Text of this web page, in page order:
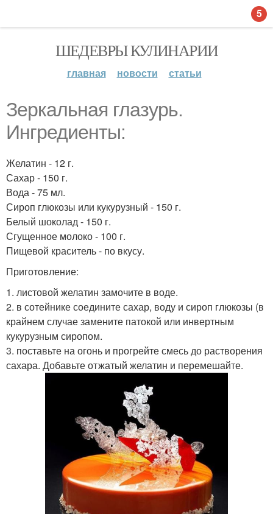
ШЕДЕВРЫ КУЛИНАРИИ
главная новости статьи
Зеркальная глазурь.
Ингредиенты:
Желатин - 12 г.
Сахар - 150 г.
Вода - 75 мл.
Сироп глюкозы или кукурузный - 150 г.
Белый шоколад - 150 г.
Сгущенное молоко - 100 г.
Пищевой краситель - по вкусу.
Приготовление:
1. листовой желатин замочите в воде.
2. в сотейнике соедините сахар, воду и сироп глюкозы (в
крайнем случае замените патокой или инвертным
кукурузным сиропом.
3. поставьте на огонь и прогрейте смесь до растворения
сахара. Добавьте отжатый желатин и перемешайте.
5